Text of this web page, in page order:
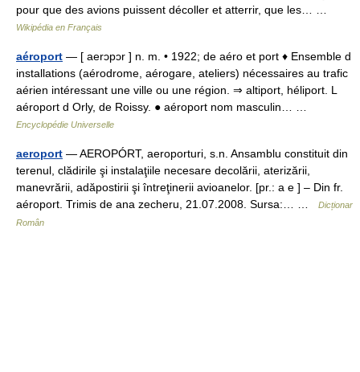
pour que des avions puissent décoller et atterrir, que les… …
Wikipédia en Français
aéroport — [ aerɔpɔr ] n. m. • 1922; de aéro et port ♦ Ensemble d
installations (aérodrome, aérogare, ateliers) nécessaires au trafic
aérien intéressant une ville ou une région. ⇒ altiport, héliport. L
aéroport d Orly, de Roissy. ● aéroport nom masculin… …
Encyclopédie Universelle
aeroport — AEROPÓRT, aeroporturi, s.n. Ansamblu constituit din
terenul, clădirile şi instalaţiile necesare decolării, aterizării,
manevrării, adăpostirii şi întreţinerii avioanelor. [pr.: a e ] – Din fr.
aéroport. Trimis de ana zecheru, 21.07.2008. Sursa:… …
Dicționar
Român